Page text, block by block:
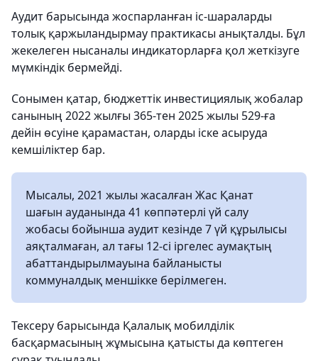
Аудит барысында жоспарланған іс-шараларды
толық қаржыландырмау практикасы анықталды. Бұл
жекелеген нысаналы индикаторларға қол жеткізуге
мүмкіндік бермейді.
Сонымен қатар, бюджеттік инвестициялық жобалар
санының 2022 жылғы 365-тен 2025 жылы 529-ға
дейін өсуіне қарамастан, оларды іске асыруда
кемшіліктер бар.
Мысалы, 2021 жылы жасалған Жас Қанат
шағын ауданында 41 көппәтерлі үй салу
жобасы бойынша аудит кезінде 7 үй құрылысы
аяқталмаған, ал тағы 12-сі іргелес аумақтың
абаттандырылмауына байланысты
коммуналдық меншікке берілмеген.
Тексеру барысында Қалалық мобилділік
басқармасының жұмысына қатысты да көптеген